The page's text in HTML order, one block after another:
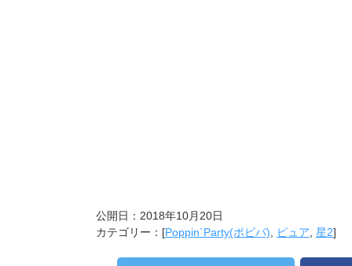
公開日： 2018年10月20日
カテゴリー：[Poppin`Party(ポピパ) ピュア 星2]